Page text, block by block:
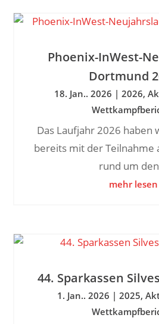
Phoenix-InWest-
Dortmund
18. Jan.. 2026 | 2026,
Das Laufjahr 2026 haben
bereits mit der Teilnahme
rund um
mehr lesen
44. Sparkassen
1. Jan.. 2026 | 2025,